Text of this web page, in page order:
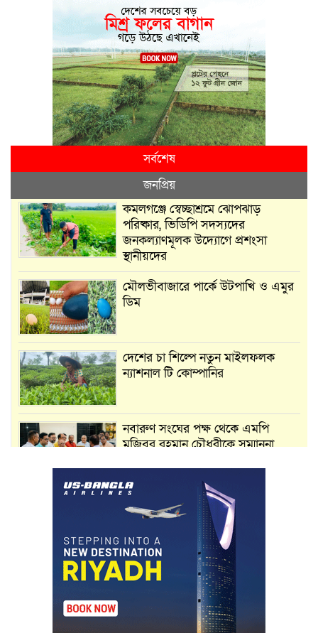
সর্বশেষ
জনপ্রিয়
কমলগঞ্জে স্বেচ্ছাশ্রমে ঝোপঝাড়
পরিষ্কার, ভিডিপি সদস্যদের
জনকল্যাণমূলক উদ্যোগে প্রশংসা
স্থানীয়দের
মৌলভীবাজারে পার্কে উটপাখি ও এমুর
ডিম
দেশের চা শিল্পে নতুন মাইলফলক
ন্যাশনাল টি কোম্পানির
নবারুণ সংঘের পক্ষ থেকে এমপি
মুজিবুর রহমান চৌধুরীকে সম্মাননা
মার্শাল আর্ট ক্লাব কাপে ‘জুসা মার্শাল
আর্ট’ এর সাফল্য, শ্রীমঙ্গলের আয়াত ও
আইরাহ ঝুলিতে ৪ পদক
লাউয়াছড়া জাতীয় উদ্যানের সিএমসি
হিসাবরক্ষক আবজালুল হকের
মৃত্যুতে,এলাকায় শোকের ছায়া